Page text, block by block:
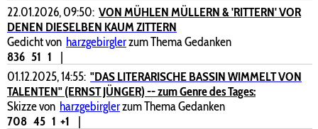
22.01.2026, 09:50: VON MÜHLEN MÜLLERN & 'RITTERN' VOR
DENEN DIESELBEN KAUM ZITTERN
Gedicht von harzgebirglerzum Thema Gedanken
836 51 1
|
01.12.2025, 14:55: "DAS LITERARISCHE BASSIN WIMMELT VON
TALENTEN" (ERNST JÜNGER) -- zum Genre des Tages:
Skizze von harzgebirglerzum Thema Gedanken
708 45 1 +1
|